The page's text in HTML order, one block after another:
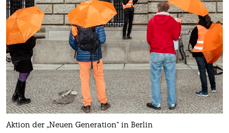
Aktion der „Neuen Generation“ in Berlin